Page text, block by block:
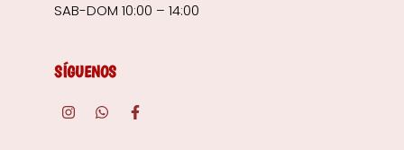
SAB-DOM 10:00 – 14:00
SÍGUENOS
I
n
W
h
F
a